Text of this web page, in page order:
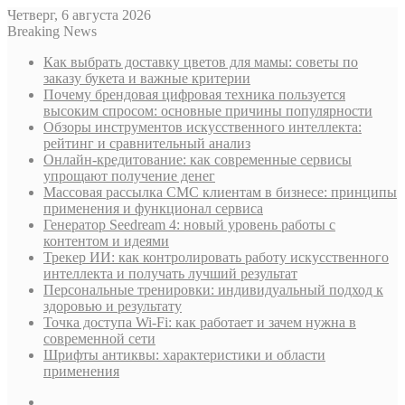
Четверг, 6 августа 2026
Breaking News
Как выбрать доставку цветов для мамы: советы по
заказу букета и важные критерии
Почему брендовая цифровая техника пользуется
высоким спросом: основные причины популярности
Обзоры инструментов искусственного интеллекта:
рейтинг и сравнительный анализ
Онлайн-кредитование: как современные сервисы
упрощают получение денег
Массовая рассылка СМС клиентам в бизнесе: принципы
применения и функционал сервиса
Генератор Seedream 4: новый уровень работы с
контентом и идеями
Трекер ИИ: как контролировать работу искусственного
интеллекта и получать лучший результат
Персональные тренировки: индивидуальный подход к
здоровью и результату
Точка доступа Wi-Fi: как работает и зачем нужна в
современной сети
Шрифты антиквы: характеристики и области
применения